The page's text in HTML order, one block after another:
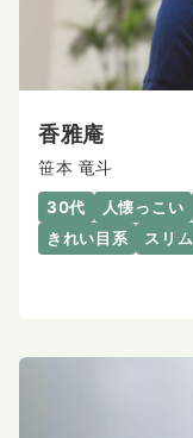
香雅庵
笹本 竜斗
30代 人懐っこい
きれい目系
スリム